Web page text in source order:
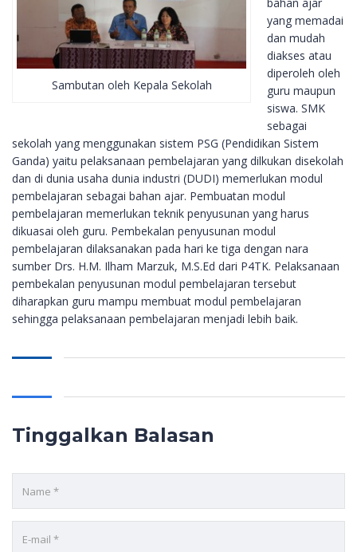
Sambutan oleh Kepala Sekolah
yang memadai
dan mudah
diakses atau
diperoleh oleh
guru maupun
siswa. SMK
sebagai
sekolah yang menggunakan sistem PSG (Pendidikan Sistem
Ganda) yaitu pelaksanaan pembelajaran yang dilkukan disekolah
dan di dunia usaha dunia industri (DUDI) memerlukan modul
pembelajaran sebagai bahan ajar. Pembuatan modul
pembelajaran memerlukan teknik penyusunan yang harus
dikuasai oleh guru. Pembekalan penyusunan modul
pembelajaran dilaksanakan pada hari ke tiga dengan nara
sumber Drs. H.M. Ilham Marzuk, M.S.Ed dari P4TK. Pelaksanaan
pembekalan penyusunan modul pembelajaran tersebut
diharapkan guru mampu membuat modul pembelajaran
sehingga pelaksanaan pembelajaran menjadi lebih baik.
Tinggalkan Balasan